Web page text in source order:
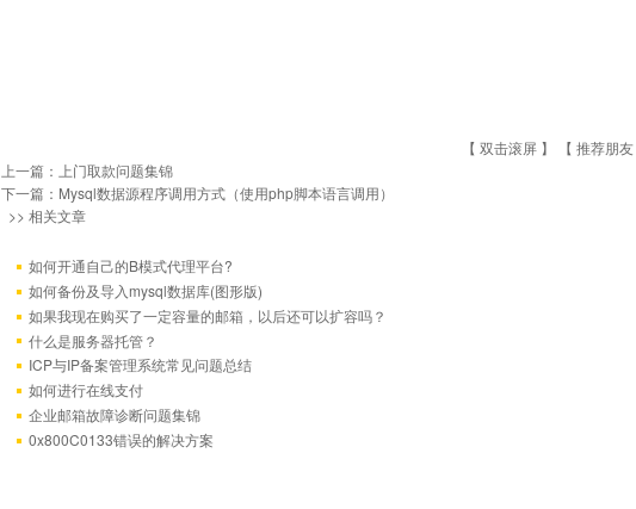
【 双击滚屏 】 【 推荐朋友
上一篇： 上门取款问题集锦
下一篇： Mysql数据源程序调用方式（使用php脚本语言调用）
>> 相关文章
如何开通自己的B模式代理平台?
如何备份及导入mysql数据库(图形版)
如果我现在购买了一定容量的邮箱，以后还可以扩容吗？
什么是服务器托管？
ICP与IP备案管理系统常见问题总结
如何进行在线支付
企业邮箱故障诊断问题集锦
0x800C0133错误的解决方案